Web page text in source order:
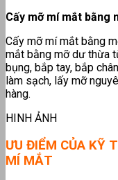
Cấy mỡ mí mắt bằng
Cấy mỡ mí mắt bằng
mắt bằng mỡ dư thừa
bụng, bắp tay, bắp
làm sạch, lấy mỡ
hàng.
HINH ẢNH
ƯU ĐIỂM CỦA KỸ
MÍ MẮT